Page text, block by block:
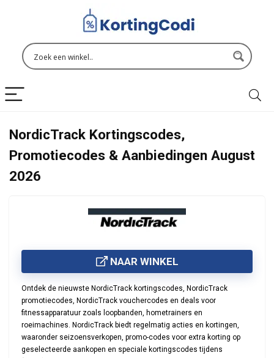
NordicTrack Kortingscodes,
Promotiecodes & Aanbiedingen August
2026
NAAR WINKEL
Ontdek de nieuwste NordicTrack kortingscodes, NordicTrack
promotiecodes, NordicTrack vouchercodes en deals voor
fitnessapparatuur zoals loopbanden, hometrainers en
roeimachines. NordicTrack biedt regelmatig acties en kortingen,
waaronder seizoensverkopen, promo-codes voor extra korting op
geselecteerde aankopen en speciale kortingscodes tijdens